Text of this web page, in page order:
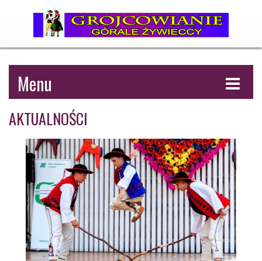
Menu
AKTUALNOŚCI